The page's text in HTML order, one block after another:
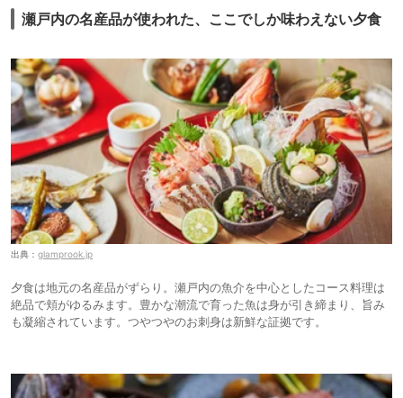
瀬戸内の名産品が使われた、ここでしか味わえない夕食
出典： glamprook.jp
夕食は地元の名産品がずらり。瀬戸内の魚介を中心としたコース料理は
絶品で頬がゆるみます。豊かな潮流で育った魚は身が引き締まり、旨み
も凝縮されています。つやつやのお刺身は新鮮な証拠です。